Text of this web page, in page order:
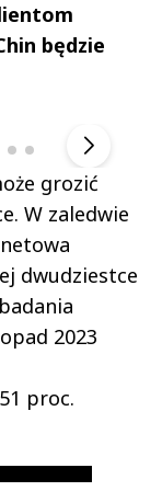
będzie
grozić
W zaledwie
dwudziestce
2023
proc.